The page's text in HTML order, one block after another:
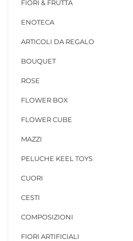
FIORI & FRUTTA
ENOTECA
ARTICOLI DA REGALO
BOUQUET
ROSE
FLOWER BOX
FLOWER CUBE
MAZZI
PELUCHE KEEL TOYS
CUORI
CESTI
COMPOSIZIONI
FIORI ARTIFICIALI